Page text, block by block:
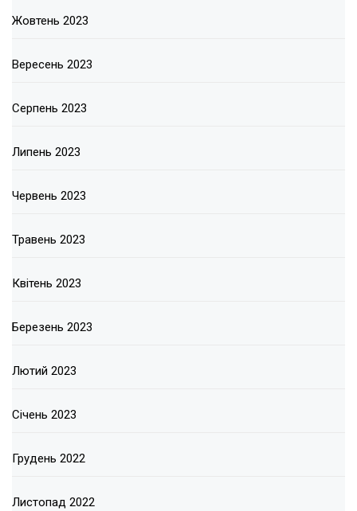
Жовтень 2023
Вересень 2023
Серпень 2023
Липень 2023
Червень 2023
Травень 2023
Квітень 2023
Березень 2023
Лютий 2023
Січень 2023
Грудень 2022
Листопад 2022